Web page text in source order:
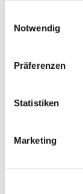
Notwendig
Präferenzen
Statistiken
Marketing